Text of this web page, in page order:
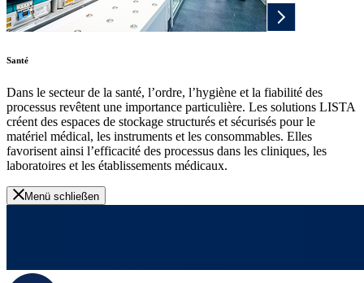
Santé
Dans le secteur de la santé, l’ordre, l’hygiène et la fiabilité des
processus revêtent une importance particulière. Les solutions LISTA
créent des espaces de stockage structurés et sécurisés pour le
matériel médical, les instruments et les consommables. Elles
favorisent ainsi l’efficacité des processus dans les cliniques, les
laboratoires et les établissements médicaux.
Menü schließen